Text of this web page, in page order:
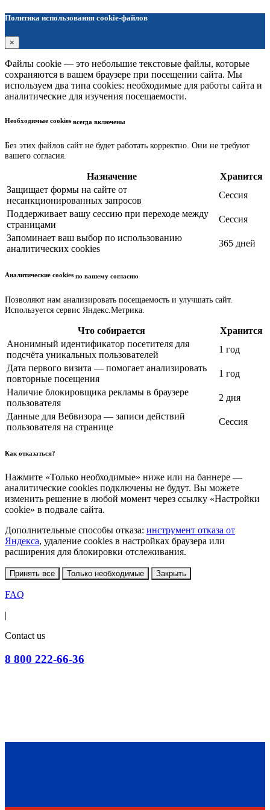
Политика использования cookie-файлов
×
Файлы cookie — это небольшие текстовые файлы, которые
сохраняются в вашем браузере при посещении сайта. Мы
используем два типа cookies: необходимые для работы сайта и
аналитические для изучения посещаемости.
Необходимые cookies всегда включены
Без этих файлов сайт не будет работать корректно. Они не требуют
вашего согласия.
Назначение
Хранится
Защищает формы на сайте от
несанкционированных запросов
Сессия
Поддерживает вашу сессию при переходе между
страницами
Сессия
Запоминает ваш выбор по использованию
аналитических cookies
365 дней
Аналитические cookies по вашему согласию
Позволяют нам анализировать посещаемость и улучшать сайт.
Используется сервис Яндекс.Метрика.
Что собирается
Хранится
Анонимный идентификатор посетителя для
подсчёта уникальных пользователей
1 год
Дата первого визита — помогает анализировать
повторные посещения
1 год
Наличие блокировщика рекламы в браузере
пользователя
2 дня
Данные для Вебвизора — записи действий
пользователя на странице
Сессия
Как отказаться?
Нажмите «Только необходимые» ниже или на баннере —
аналитические cookies подключены не будут. Вы можете
изменить решение в любой момент через ссылку «Настройки
cookie» в подвале сайта.
Дополнительные способы отказа: инструмент отказа от
Яндекса, удаление cookies в настройках браузера или
расширения для блокировки отслеживания.
Принять все Только необходимые Закрыть
FAQ
|
Contact us
8 800 222-66-36